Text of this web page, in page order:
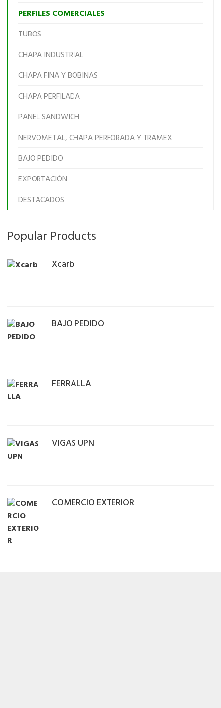
PERFILES COMERCIALES
TUBOS
CHAPA INDUSTRIAL
CHAPA FINA Y BOBINAS
CHAPA PERFILADA
PANEL SANDWICH
NERVOMETAL, CHAPA PERFORADA Y TRAMEX
BAJO PEDIDO
EXPORTACIÓN
DESTACADOS
Popular Products
Xcarb
BAJO PEDIDO
FERRALLA
VIGAS UPN
COMERCIO EXTERIOR